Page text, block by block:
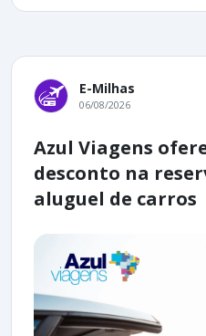
E-Milhas
06/08/2026
Azul Viagens
desconto na
aluguel de carros